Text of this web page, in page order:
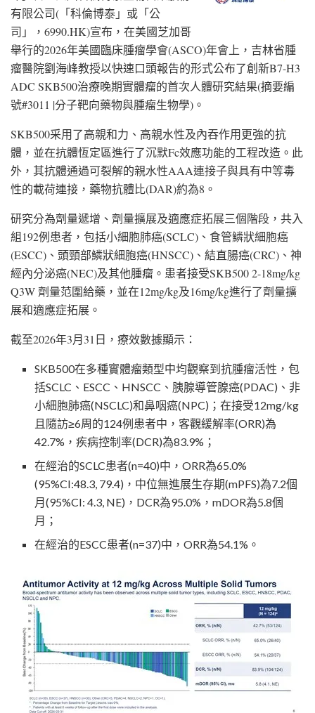
有限公司(「科倫博泰」或「公
司」，6990.HK)宣布，在美國芝加哥
舉行的2026年美國臨床腫瘤學會(ASCO)年會上，吉林省腫
瘤醫院劉海峰教授以快速口頭報告的形式公布了創新B7-H3
ADC SKB500治療晚期實體瘤的首次人體研究結果(摘要編
號#3011 |分子靶向藥物與腫瘤生物學)。
SKB500采用了高親和力、高親水性及內吞作用更強的抗
體，並在抗體恆定區進行了沉默Fc效應功能的工程改造。此
外，其抗體通過可裂解的親水性AAA連接子與具有中等毒
性的載荷連接，藥物抗體比(DAR)約為8。
研究分為劑量遞增、劑量擴展及適應症拓展三個階段，共入
組192例患者，包括小細胞肺癌(SCLC)、食管鱗狀細胞癌
(ESCC)、頭頸部鱗狀細胞癌(HNSCC)、結直腸癌(CRC)、神
經內分泌癌(NEC)及其他腫瘤。患者接受SKB500 2-18mg/kg
Q3W 劑量范圍給藥，並在12mg/kg及16mg/kg進行了劑量擴
展和適應症拓展。
截至2026年3月31日，療效數據顯示：
SKB500在多種實體瘤類型中均觀察到抗腫瘤活性，包
括SCLC、ESCC、HNSCC、胰腺導管腺癌(PDAC)、非
小細胞肺癌(NSCLC)和鼻咽癌(NPC)；在接受12mg/kg
且隨訪≥6周的124例患者中，客觀緩解率(ORR)為
42.7%，疾病控制率(DCR)為83.9%；
在經治的SCLC患者(n=40)中，ORR為65.0%
(95%CI:48.3, 79.4)，中位無進展生存期(mPFS)為7.2個
月(95%CI: 4.3, NE)，DCR為95.0%，mDOR為5.8個
月；
在經治的ESCC患者(n=37)中，ORR為54.1%。